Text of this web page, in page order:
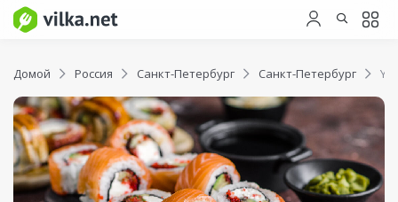
Домой Россия Санкт-Петербург Санкт-Петербург